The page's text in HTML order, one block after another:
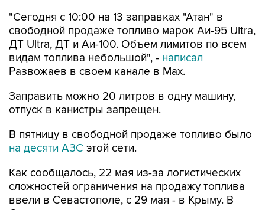
"Сегодня с 10:00 на 13 заправках "Атан" в
свободной продаже топливо марок Аи-95 Ultra,
ДТ Ultra, ДТ и Аи-100. Объем лимитов по всем
видам топлива небольшой", - написал
Развожаев в своем канале в Max.
Заправить можно 20 литров в одну машину,
отпуск в канистры запрещен.
В пятницу в свободной продаже топливо было
на десяти АЗС этой сети.
Как сообщалось, 22 мая из-за логистических
сложностей ограничения на продажу топлива
ввели в Севастополе, с 29 мая - в Крыму. В